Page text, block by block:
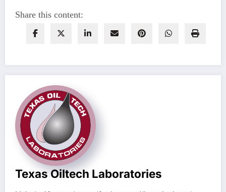
Share this content:
Texas Oiltech Laboratories